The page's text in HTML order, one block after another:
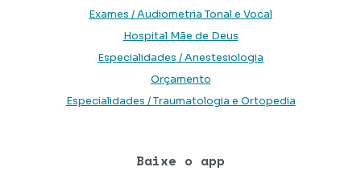
Exames / Audiometria Tonal e Vocal
Hospital Mãe de Deus
Especialidades / Anestesiologia
Orçamento
Especialidades / Traumatologia e Ortopedia
Baixe o app